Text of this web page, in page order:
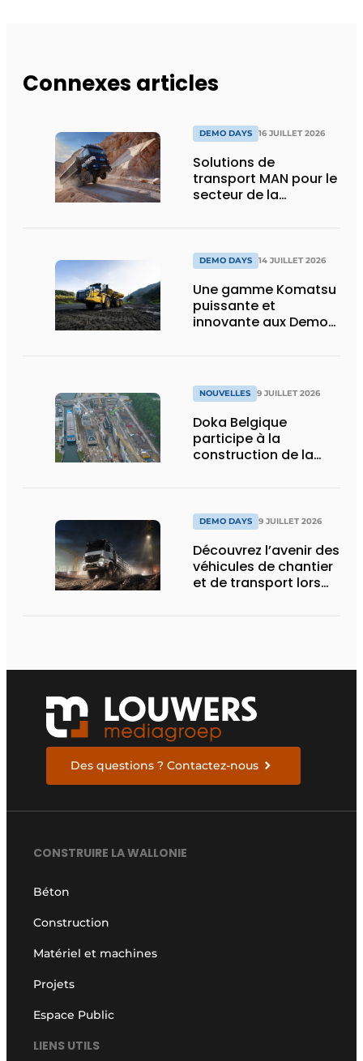
Connexes articles
DEMO DAYS 16 JUILLET 2026
Solutions de
transport MAN pour le
secteur de la
DEMO DAYS 14 JUILLET 2026
Une gamme Komatsu
puissante et
innovante aux Demo
NOUVELLES 9 JUILLET 2026
Doka Belgique
participe à la
construction de la
DEMO DAYS 9 JUILLET 2026
Découvrez l’avenir des
véhicules de chantier
et de transport lors
Des questions ? Contactez-nous
CONSTRUIRE LA WALLONIE
Béton
Construction
Matériel et machines
Projets
Espace Public
LIENS UTILS